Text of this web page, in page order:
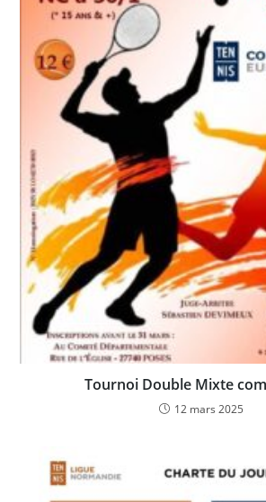
Tournoi Double Mixte
12 mars 2025